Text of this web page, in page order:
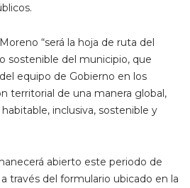
“será la hoja de ruta del
sostenible del municipio, que
equipo de Gobierno en los
territorial de una manera global,
inclusiva, sostenible y
abierto este periodo de
través del formulario ubicado en la